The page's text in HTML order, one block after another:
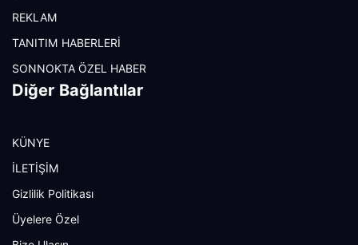
REKLAM
TANITIM HABERLERİ
SONNOKTA ÖZEL HABER
Diğer Bağlantılar
KÜNYE
İLETİŞİM
Gizlilik Politikası
Üyelere Özel